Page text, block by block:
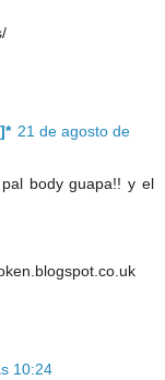
21 de agosto de
body guapa!! y el
10:24